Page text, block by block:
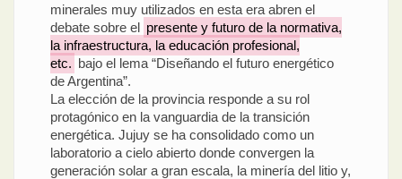
minerales muy utilizados en esta era abren el
debate sobre el presente y futuro de la normativa,
la infraestructura, la educación profesional,
etc. bajo el lema “Diseñando el futuro energético
de Argentina”.
La elección de la provincia responde a su rol
protagónico en la vanguardia de la transición
energética. Jujuy se ha consolidado como un
laboratorio a cielo abierto donde convergen la
generación solar a gran escala, la minería del litio y,